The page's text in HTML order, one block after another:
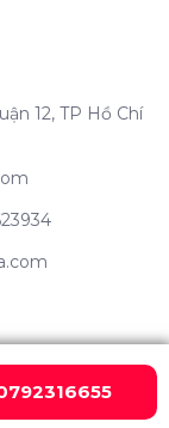
12, TP Hồ Chí